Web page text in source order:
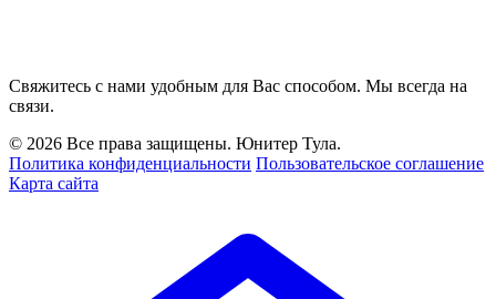
Свяжитесь с нами удобным для Вас способом. Мы всегда на
связи.
© 2026 Все права защищены. Юнитер Тула.
Политика конфиденциальности Пользовательское соглашение
Карта сайта